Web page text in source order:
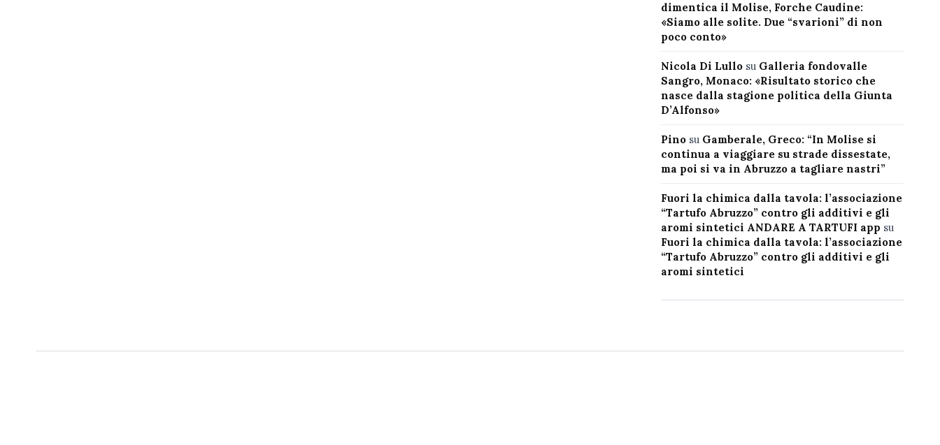
dimentica il Molise, Forche Caudine:
«Siamo alle solite. Due “svarioni” di non
poco conto»
Nicola Di Lullosu Galleria fondovalle
Sangro, Monaco: «Risultato storico che
nasce dalla stagione politica della Giunta
D’Alfonso»
Pinosu Gamberale, Greco: “In Molise si
continua a viaggiare su strade dissestate,
ma poi si va in Abruzzo a tagliare nastri”
Fuori la chimica dalla tavola: l’associazione
“Tartufo Abruzzo” contro gli additivi e gli
aromi sintetici ANDARE A TARTUFI app su
Fuori la chimica dalla tavola: l’associazione
“Tartufo Abruzzo” contro gli additivi e gli
aromi sintetici